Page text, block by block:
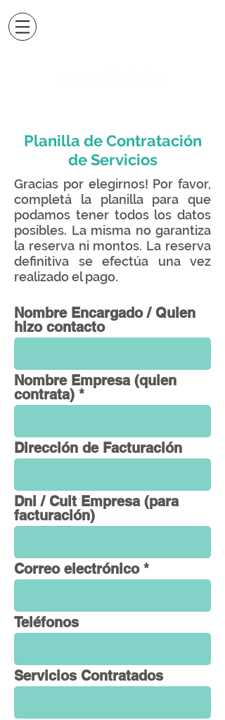
Planilla de Contratación
de Servicios
Gracias por elegirnos! Por favor,
completá la planilla para que
podamos tener todos los datos
posibles. La misma no garantiza
la reserva ni montos. La reserva
definitiva se efectúa una vez
realizado el pago.
Nombre Encargado / Quien
hizo contacto
Nombre Empresa (quien
contrata)
Dirección de Facturación
Dni / Cuit Empresa (para
facturación)
Correo electrónico
Teléfonos
Servicios Contratados